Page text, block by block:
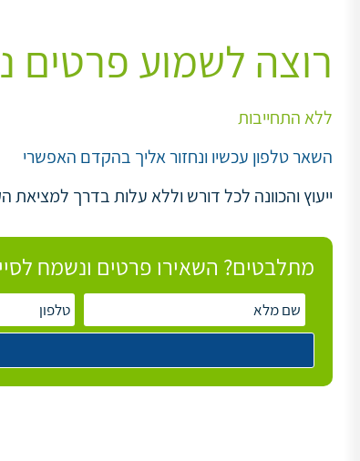
רוצה לשמוע פרטים
ללא התחייבות
השאר טלפון עכשיו ונחזור אליך בהקדם האפשרי
ייעוץ והכוונה לכל דורש וללא עלות בדרך למציאת
מתלבטים? השאירו פרטים ונשמח